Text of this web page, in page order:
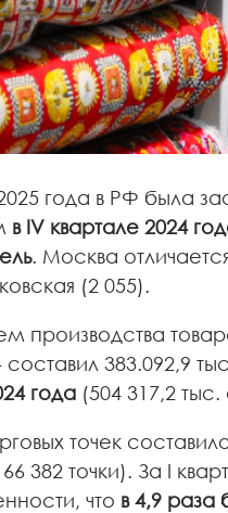
года в РФ была
в IV квартале 2024
. Москва
(2 055).
383.092,9
года(504 317,2 тыс.
точек
382 точки). За I
что в 4,9 раза